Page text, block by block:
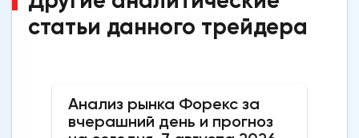
статьи данного трейдера
Анализ рынка Форекс за
вчерашний день и прогноз